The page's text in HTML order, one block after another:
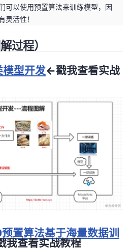
可以使用预置算法来训练模型，因
灵活性！
过程）
型开发←戳我查看实战
置算法基于海量数据训
我查看实战教程